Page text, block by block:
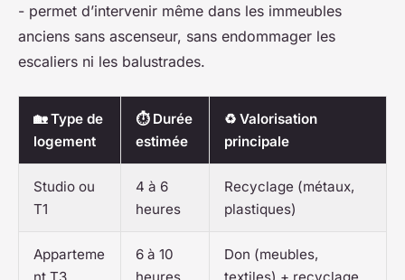
- permet d’intervenir même dans les immeubles
anciens sans ascenseur, sans endommager les
escaliers ni les balustrades.
🏡 Type de
logement
⏱ Durée
estimée
♻ Valorisation
principale
Studio ou
T1
4 à 6
heures
Recyclage (métaux,
plastiques)
Apparteme
6 à 10
Don (meubles,